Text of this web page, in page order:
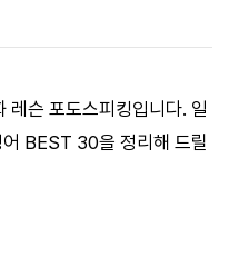
레슨 포도스피킹입니다. 일
BEST 30을 정리해 드릴